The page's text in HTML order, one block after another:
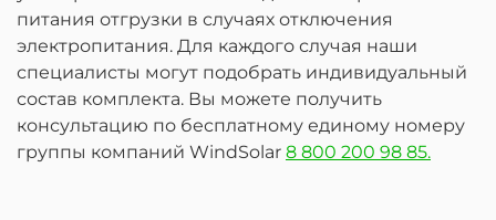
питания отгрузки в случаях отключения
электропитания. Для каждого случая наши
специалисты могут подобрать индивидуальный
состав комплекта. Вы можете получить
консультацию по бесплатному единому номеру
группы компаний WindSolar 8 800 200 98 85.